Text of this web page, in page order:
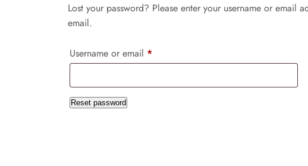
Lost your password? Please enter your username or email
email.
Username or email *
Reset password